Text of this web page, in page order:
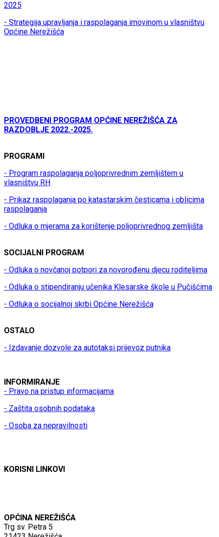
2025
- Strategija upravljanja i raspolaganja imovinom u vlasništvu
Općine Nerežišća
PROVEDBENI PROGRAM OPĆINE NEREŽIŠĆA ZA
RAZDOBLJE 2022.-2025.
PROGRAMI
- Program raspolaganja poljoprivrednim zemljištem u
vlasništvu RH
- Prikaz raspolaganja po katastarskim česticama i oblicima
raspolaganja
- Odluka o mjerama za korištenje poljoprivrednog zemljišta
SOCIJALNI PROGRAM
- Odluka o novčanoj potpori za novorođenu djecu roditeljima
- Odluka o stipendiranju učenika Klesarske škole u Pučišćima
- Odluka o socijalnoj skrbi Općine Nerežišća
OSTALO
- Izdavanje dozvole za autotaksi prijevoz putnika
INFORMIRANJE
- Pravo na pristup informacijama
- Zaštita osobnih podataka
- Osoba za nepravilnosti
KORISNI LINKOVI
OPĆINA NEREŽIŠĆA
Trg sv. Petra 5